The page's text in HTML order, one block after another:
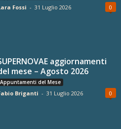
Fossi - 31 Luglio 2026 0
aggiornamenti
mese – Agosto 2026
Appuntamenti del Mese
Briganti - 31 Luglio 2026 0